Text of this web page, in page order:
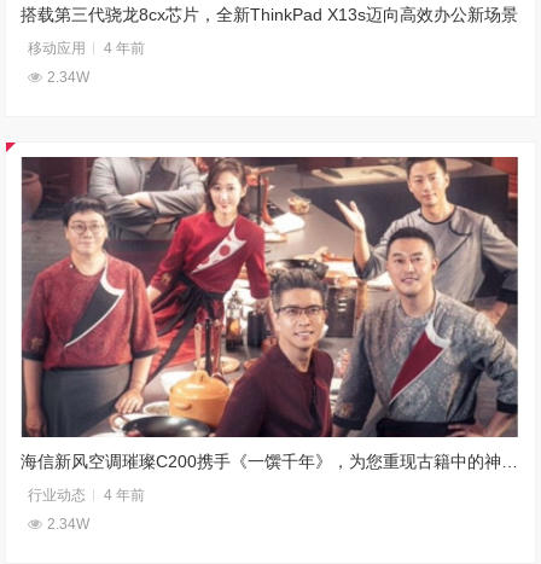
搭载第三代骁龙8cx芯片，全新ThinkPad X13s迈向高效办公新场景
移动应用
4 年前
2.34W
海信新风空调璀璨C200携手《一馔千年》，为您重现古籍中的神秘美食
行业动态
4 年前
2.34W